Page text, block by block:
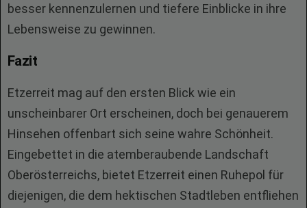
besser kennenzulernen und tiefere Einblicke in ihre
Lebensweise zu gewinnen.
Fazit
Etzerreit mag auf den ersten Blick wie ein
unscheinbarer Ort erscheinen, doch bei genauerem
Hinsehen offenbart sich seine wahre Schönheit.
Eingebettet in die atemberaubende Landschaft
Oberösterreichs, bietet Etzerreit einen Ruhepol für
diejenigen, die dem hektischen Stadtleben entfliehen